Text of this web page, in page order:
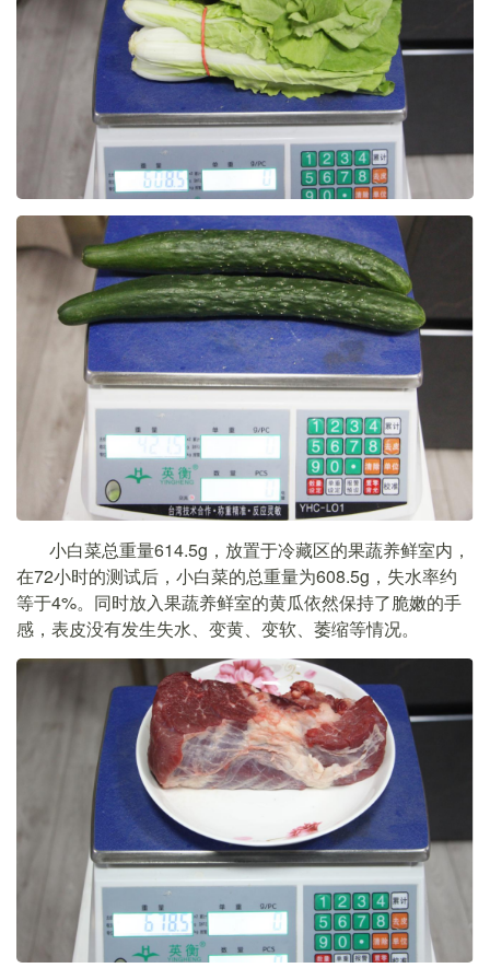
小白菜总重量614.5g，放置于冷藏区的果蔬养鲜室内，
在72小时的测试后，小白菜的总重量为608.5g，失水率约
等于4%。同时放入果蔬养鲜室的黄瓜依然保持了脆嫩的手
感，表皮没有发生失水、变黄、变软、萎缩等情况。